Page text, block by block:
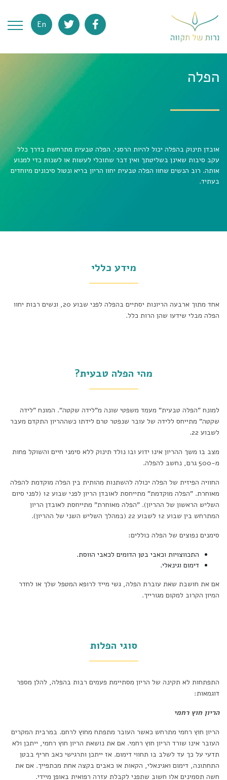
En
הפלה
אובדן תינוק בהפלה יכול להיות הרסני. הפלה טבעית מתרחשת בדרך כלל
עקב סיבות שאינן בשליטתך ואין דבר שתוכלי לעשות או לשנות כדי למנוע
אותה. רוב הנשים שחוו הפלה טבעית יחוו הריון בריא ונטול סיכונים מיוחדים
בעתיד.
מידע כללי
אחד מתוך ארבעה הריונות יסתיים בהפלה לפני שבוע 20, ונשים רבות יחוו
הפלה מבלי שידעו שהן הרות כלל.
מהי הפלה טבעית?
למונח "הפלה טבעית" מעמד משפטי שונה מ"לידה שקטה". המונח "לידה
שקטה" מתייחס ללידה של עובר שנפטר טרם לידתו כשההריון התקדם מעבר
לשבוע 22.
מצב בו משך ההריון אינו ידוע ובו נולד תינוק ללא סימני חיים והשוקל פחות
מ-500 גרם, נחשב להפלה.
החוויה הפיזית של הפלה יכולה להשתנות מהותית בין הפלה מוקדמת להפלה
מאוחרת. "הפלה מוקדמת" מתייחסת לאובדן הריון לפני שבוע 12 (לפני סיום
השליש הראשון של ההריון). "הפלה מאוחרת" מתייחסת לאובדן הריון
המתרחש בין שבוע 12 לשבוע 22 (במהלך השליש השני של ההריון).
סימנים נפוצים של הפלה כוללים:
התכווצויות וכאבי בטן הדומים לכאבי הווסת.
דימום וגינאלי.
אם את חושבת שאת עוברת הפלה, גשי מייד לרופא המטפל שלך או לחדר
המיון הקרוב למקום מגורייך.
סוגי הפלות
התפתחות לא תקינה של הריון מסתיימת פעמים רבות בהפלה, להלן מספר
דוגמאות:
הריון חוץ רחמי
הריון חוץ רחמי מתרחש כאשר העובר מתפתח מחוץ לרחם. במרבית המקרים
העובר אינו שורד הריון חוץ רחמי. אם את נושאת הריון חוץ רחמי, ייתכן ולא
תדעי על כך עד לשלב בו תחווי דימום. אז ייתכן ותרגישי כאב חריף בבטן
התחתונה, דימום ואגינאלי, הקאות או כאבים בקצה אחת מכתפייך. אם את
חשה תסמינים אלו חשוב שתפני לקבלת עזרה רפואית באופן מיידי.